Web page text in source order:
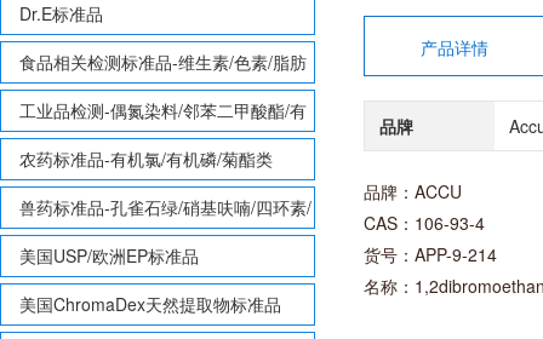
Dr.E标准品
食品相关检测标准品-维生素/色素/脂肪
酸甲酯等
工业品检测-偶氮染料/邻苯二甲酸酯/有
机锡/多溴联苯/多溴联苯醚/多氯联苯
农药标准品-有机氯/有机磷/菊酯类
兽药标准品-孔雀石绿/硝基呋喃/四环素/
磺胺等
美国USP/欧洲EP标准品
美国ChromaDex天然提取物标准品
产品详情
品牌
品牌：ACCU
CAS：106-93-4
货号：APP-9-214
名称：